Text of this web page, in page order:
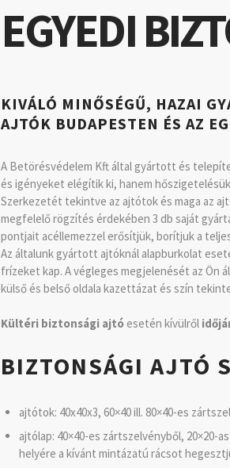
EGYEDI
KIVÁLÓ MINŐSÉGŰ, HAZAI
AJTÓK BUDAPESTEN ÉS AZ
A Betörésvédelem Kft által gyártott és
és igényeket elégítik ki, hanem
Szerkezetét tekintve az ajtótok és maga az
megfelelő rögzítés érdekében 3 db saját
pontjait acéllemezzel erősítjük, borítjuk a
Az általunk gyártott ajtóknál alapburkolat
frízeket kap. A végleges megjelenését az Ön
külső és belső oldala kazettázat és szín
Kültéri biztonsági ajtó esetén kívülről
BIZTONSÁGI AJTÓ
ajtótok: 40x40x3, 60×40 ill. 80×40-es
ajtólap: 40×40-es zártszelvényből, 20×20-
helyére a kívánt mintázatú rácsot